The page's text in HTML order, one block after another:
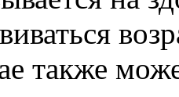
также